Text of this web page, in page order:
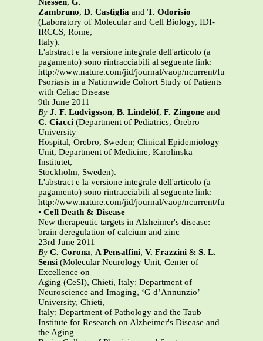
Niessen, G.
Zambruno, D. Castiglia and T. Odorisio
(Laboratory of Molecular and Cell Biology, IDI-
IRCCS, Rome,
Italy).
L'abstract e la versione integrale dell'articolo (a
pagamento) sono rintracciabili al seguente link:
http://www.nature.com/jid/journal/vaop/ncurrent/full/
Psoriasis in a Nationwide Cohort Study of Patients
with Celiac Disease
9th June 2011
By J. F. Ludvigsson, B. Lindelöf, F. Zingone and
C. Ciacci (Department of Pediatrics, Örebro
University
Hospital, Örebro, Sweden; Clinical Epidemiology
Unit, Department of Medicine, Karolinska
Institutet,
Stockholm, Sweden).
L'abstract e la versione integrale dell'articolo (a
pagamento) sono rintracciabili al seguente link:
http://www.nature.com/jid/journal/vaop/ncurrent/full/
• Cell Death & Disease
New therapeutic targets in Alzheimer's disease:
brain deregulation of calcium and zinc
23rd June 2011
By C. Corona, A Pensalfini, V. Frazzini & S. L.
Sensi (Molecular Neurology Unit, Center of
Excellence on
Aging (CeSI), Chieti, Italy; Department of
Neuroscience and Imaging, ‘G d’Annunzio’
University, Chieti,
Italy; Department of Pathology and the Taub
Institute for Research on Alzheimer's Disease and
the Aging